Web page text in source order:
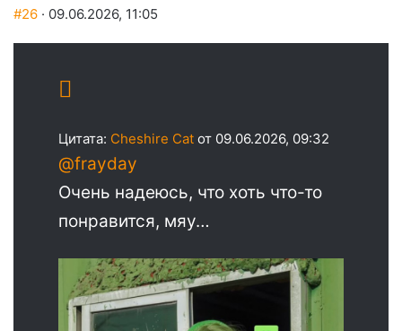
#26 · 09.06.2026, 11:05
Цитата: Cheshire Cat от 09.06.2026, 09:32
@frayday
Очень надеюсь, что хоть что-то
понравится, мяу…